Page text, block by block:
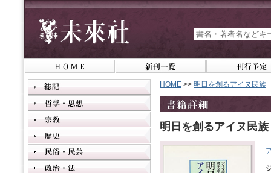
HOME >> 明日を創るアイヌ民族
明日を創るアイヌ民族